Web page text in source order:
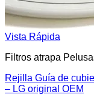
Vista Rápida
Filtros atrapa
Rejilla Guía de
– LG original OEM